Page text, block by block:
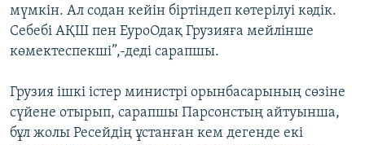
мүмкін. Ал содан кейін біртіндеп көтерілуі кәдік.
Себебі АҚШ пен ЕуроОдақ Грузияға мейлінше
көмектеспекші”,-деді сарапшы.
Грузия ішкі істер министрі орынбасарының сөзіне
сүйене отырып, сарапшы Парсонстың айтуынша,
бұл жолы Ресейдің ұстанған кем дегенде екі